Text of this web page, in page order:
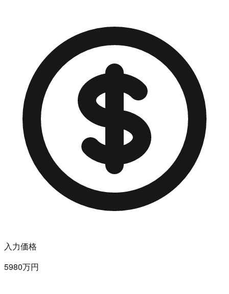
入力価格
5980万円